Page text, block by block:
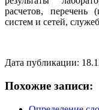
расчетов, перечень
систем и сетей,
Дата публикации:
Похожие записи: